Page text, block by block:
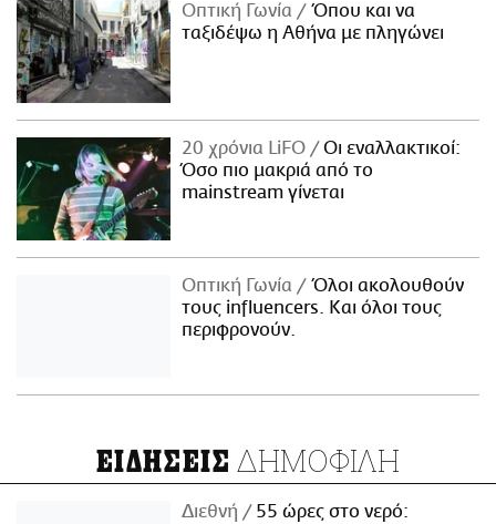
Οπτική Γωνία
Όπου και να
ταξιδέψω η Αθήνα με πληγώνει
20 χρόνια LiFO
Οι εναλλακτικοί:
Όσο πιο μακριά από το
mainstream γίνεται
Οπτική Γωνία
Όλοι ακολουθούν
τους influencers. Και όλοι τους
περιφρονούν.
ΕΙΔΗΣΕΙΣ ΔΗΜΟΦΙΛΗ
Διεθνή 55 ώρες στο νερό: